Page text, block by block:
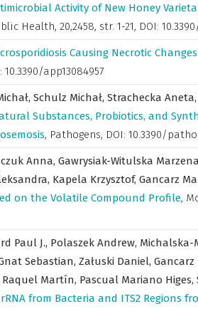
Activity of New Honey
Health, 20,2458, str. 1-21, DOI:
Causing Necrotic
10.3390/app13084957
Schulz Michał, Strachecka Aneta,
Substances, Probiotics, and
, Pathogens, DOI: 10.3390/
Anna, Gawrysiak-Witulska
Kapela Krzysztof, Gancarz
on the Volatile Compound Profile,
Paul J., Polaszek Andrew, Michalska-
Sebastian, Załuski Daniel, Gancarz
Martín, Pascual Mariano Higes,
from Bacteria and ITS2 Regions